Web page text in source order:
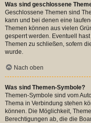
Was sind geschlossene
Geschlossene Themen sind
kann und bei denen eine
Themen können aus vielen
gesperrt werden. Eventuell
Themen zu schließen, sofern
wurde.
Nach oben
Was sind Themen-Symbole?
Themen-Symbole sind vom
Thema in Verbindung stehen
können. Die Möglichkeit,
Berechtigungen ab, die die